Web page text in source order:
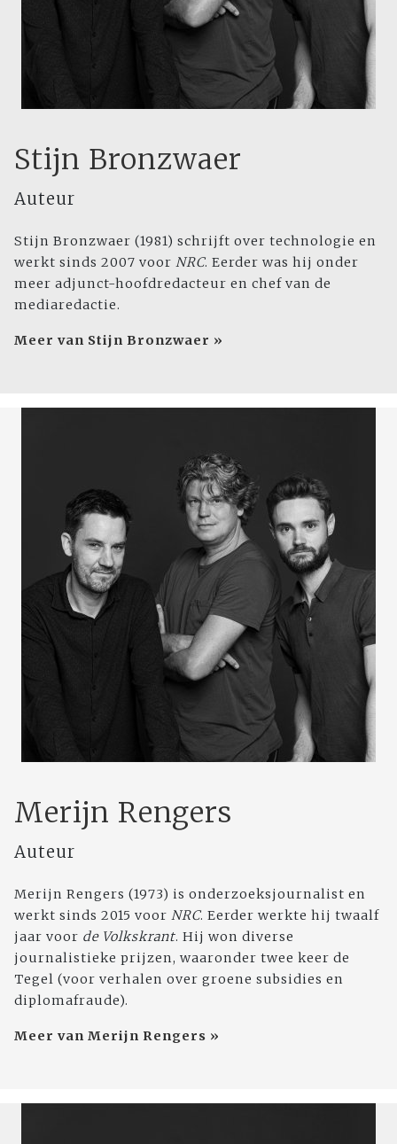
Stijn Bronzwaer
Auteur
Stijn Bronzwaer (1981) schrijft over technologie en
werkt sinds 2007 voor NRC. Eerder was hij onder
meer adjunct-hoofdredacteur en chef van de
mediaredactie.
Meer van Stijn Bronzwaer »
Merijn Rengers
Auteur
Merijn Rengers (1973) is onderzoeksjournalist en
werkt sinds 2015 voor NRC. Eerder werkte hij twaalf
jaar voor de Volkskrant. Hij won diverse
journalistieke prijzen, waaronder twee keer de
Tegel (voor verhalen over groene subsidies en
diplomafraude).
Meer van Merijn Rengers »